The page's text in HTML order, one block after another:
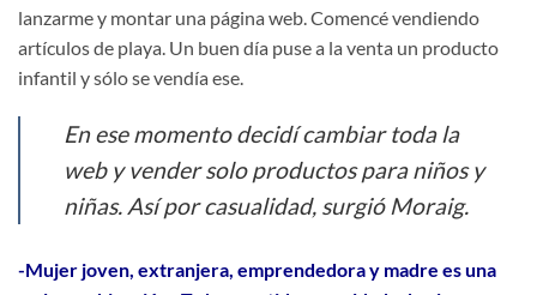
lanzarme y montar una página web. Comencé vendiendo
artículos de playa. Un buen día puse a la venta un producto
infantil y sólo se vendía ese.
En ese momento decidí cambiar toda la
web y vender solo productos para niños y
niñas. Así por casualidad, surgió Moraig.
-Mujer joven, extranjera, emprendedora y madre es una